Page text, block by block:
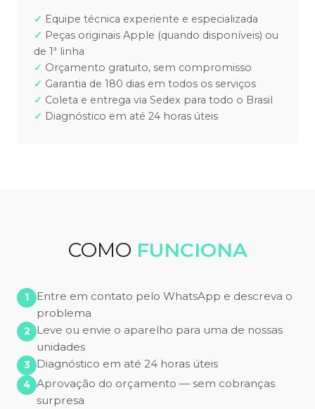
Equipe técnica experiente e especializada
Peças originais Apple (quando disponíveis) ou
de 1ª linha
Orçamento gratuito, sem compromisso
Garantia de 180 dias em todos os serviços
Coleta e entrega via Sedex para todo o Brasil
Diagnóstico em até 24 horas úteis
COMO FUNCIONA
Entre em contato pelo WhatsApp e descreva o
problema
Leve ou envie o aparelho para uma de nossas
unidades
Diagnóstico em até 24 horas úteis
Aprovação do orçamento — sem cobranças
surpresa